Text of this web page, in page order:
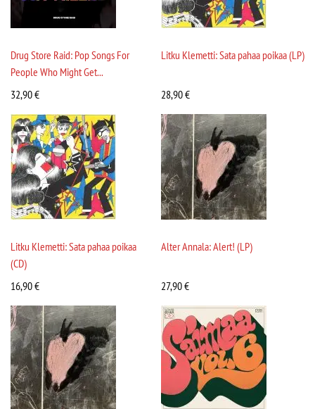
Drug Store Raid: Pop Songs For
People Who Might Get...
32,90€
Litku Klemetti: Sata pahaa poikaa (LP)
28,90€
Litku Klemetti: Sata pahaa poikaa
(CD)
16,90€
Alter Annala: Alert! (LP)
27,90€